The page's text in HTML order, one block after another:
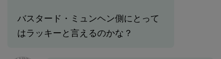
バスタード・ミュンヘン側にとって
はラッキーと言えるのかな？